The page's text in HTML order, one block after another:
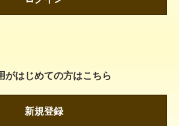
がはじめての方はこちら
新規登録